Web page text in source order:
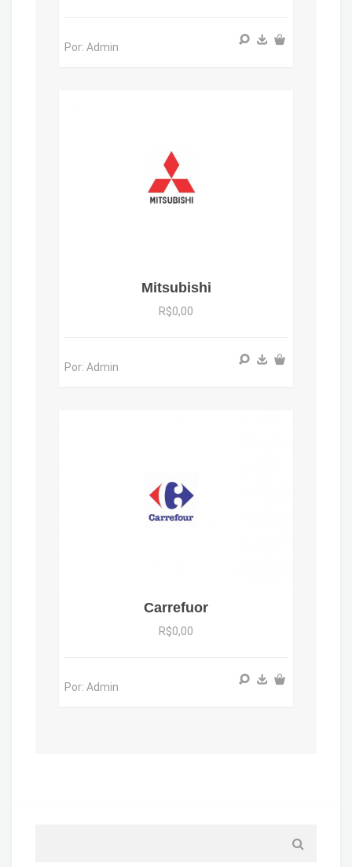
Por: Admin
Mitsubishi
R$0,00
Por: Admin
Carrefuor
R$0,00
Por: Admin